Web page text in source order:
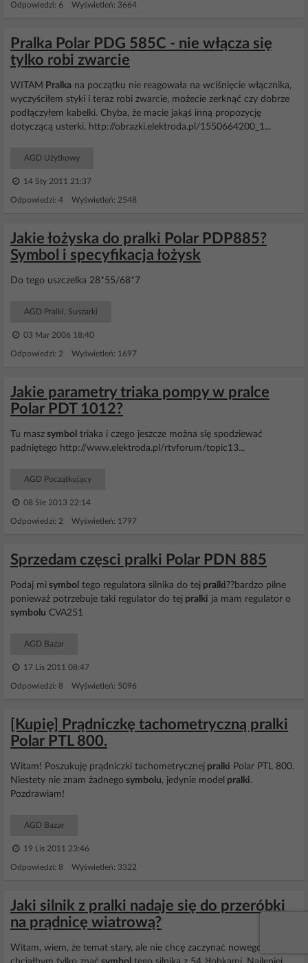
Odpowiedzi: 6 Wyświetleń: 3664
Pralka Polar PDG 585C - nie włącza się
tylko robi zwarcie
WITAM Pralka na początku nie reagowała na wciśnięcie włącznika,
wyczyściłem styki i teraz robi zwarcie, możecie zerknąć czy dobrze
podłączyłem kabelki. Chyba, że macie jakąś inną propozycję
dotyczącą usterki. http://obrazki.elektroda.pl/1550664200_1...
AGD Użytkowy
14 Sty 2011 21:37
Odpowiedzi: 4 Wyświetleń: 2548
Jakie łożyska do pralki Polar PDP885?
Symbol i specyfikacja łożysk
Do tego uszczelka 28*55/68*7
AGD Pralki, Suszarki
03 Mar 2006 18:40
Odpowiedzi: 2 Wyświetleń: 1697
Jakie parametry triaka pompy w pralce
Polar PDT 1012?
Tu masz symbol triaka i czego jeszcze można się spodziewać
padniętego http://www.elektroda.pl/rtvforum/topic13...
AGD Początkujący
08 Sie 2013 22:14
Odpowiedzi: 2 Wyświetleń: 1797
Sprzedam częsci pralki Polar PDN 885
Podaj mi symbol tego regulatora silnika do tej pralki??bardzo pilne
ponieważ potrzebuje taki regulator do tej pralki ja mam regulator o
symbolu CVA251
AGD Bazar
17 Lis 2011 08:47
Odpowiedzi: 8 Wyświetleń: 5096
[Kupię] Prądniczkę tachometryczną pralki
Polar PTL 800.
Witam! Poszukuję prądniczki tachometrycznej pralki Polar PTL 800.
Niestety nie znam żadnego symbolu, jedynie model pralki.
Pozdrawiam!
AGD Bazar
19 Lis 2011 23:46
Odpowiedzi: 8 Wyświetleń: 3322
Jaki silnik z pralki nadaje się do przeróbki
na prądnicę wiatrową?
Witam, wiem, że temat stary, ale nie chcę zaczynać nowego, bo